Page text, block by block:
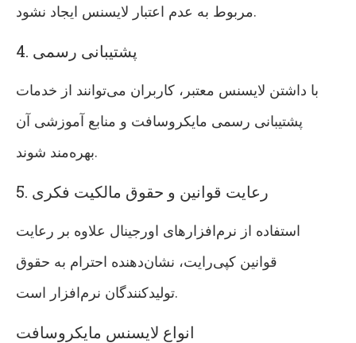
مربوط به عدم اعتبار لایسنس ایجاد نشود.
4. پشتیبانی رسمی
با داشتن لایسنس معتبر، کاربران می‌توانند از خدمات
پشتیبانی رسمی مایکروسافت و منابع آموزشی آن
بهره‌مند شوند.
5. رعایت قوانین و حقوق مالکیت فکری
استفاده از نرم‌افزارهای اورجینال علاوه بر رعایت
قوانین کپی‌رایت، نشان‌دهنده احترام به حقوق
تولیدکنندگان نرم‌افزار است.
انواع لایسنس مایکروسافت